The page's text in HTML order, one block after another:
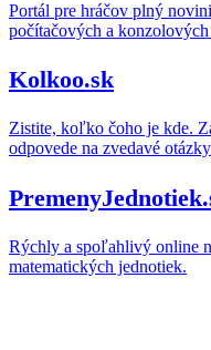
Portál pre hráčov plný
počítačových a konzolových
Kolkoo.sk
Zistite, koľko čoho je kde.
odpovede na zvedavé
Rýchly a spoľahlivý online
matematických jednotiek.